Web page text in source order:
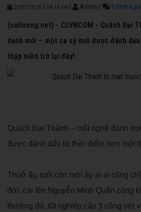
25/07/2018 3:04:16 CH Admin 0 bình luận
(cailuong.net) - CLVNCOM - Quách Đại
danh mới – một ca sỹ mới được đánh
thập niên trở lại đây!
Quách Đại Thành – một nghệ danh
được đánh dấu từ thời điểm hơn một
Thuở ấy, tuổi còn mới ấy ai ai cũng
đời, cái tên Nguyễn Minh Quân cũng
thường đó, tốt nghiệp cấp 3 cộng với